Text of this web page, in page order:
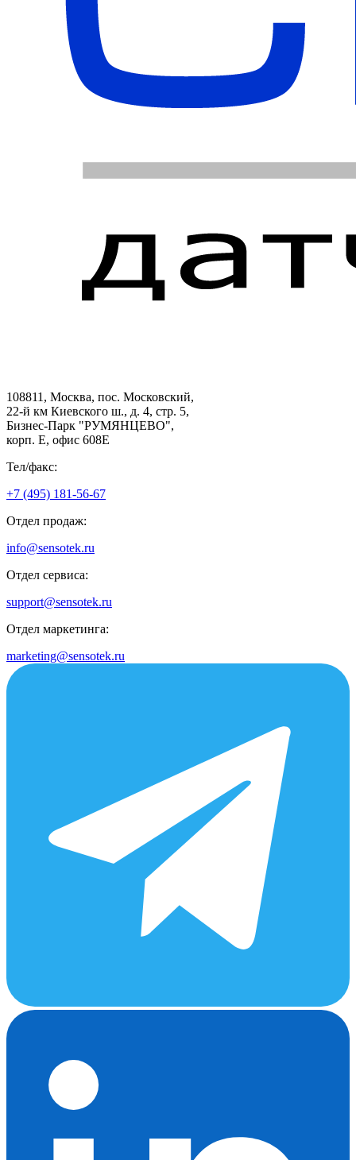
108811, Москва, пос. Московский,
22-й км Киевского ш., д. 4, стр. 5,
Бизнес-Парк "РУМЯНЦЕВО",
корп. Е, офис 608E
Тел/факс:
+7 (495) 181-56-67
Отдел продаж:
info@sensotek.ru
Отдел сервиса:
support@sensotek.ru
Отдел маркетинга:
marketing@sensotek.ru